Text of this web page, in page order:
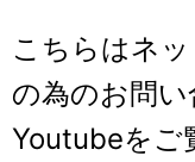
こちらはネ
の為のお問い
Youtubeをご